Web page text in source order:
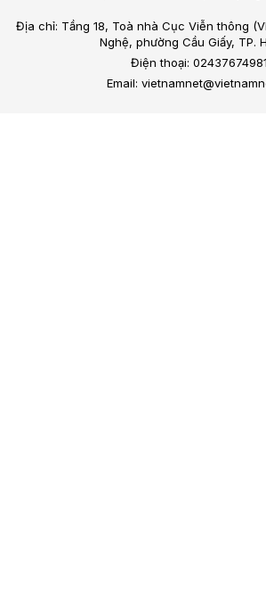
Địa chỉ: Tầng 18, Toà nhà Cục Viễn thông
Nghệ, phường Cầu Giấy, TP.
Điện thoại: 02437674981
Email: